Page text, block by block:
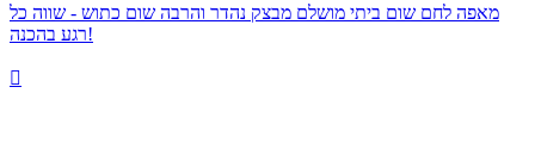
מאפה לחם שום ביתי מושלם מבצק נהדר והרבה שום כתוש - שווה כל
רגע בהכנה!
